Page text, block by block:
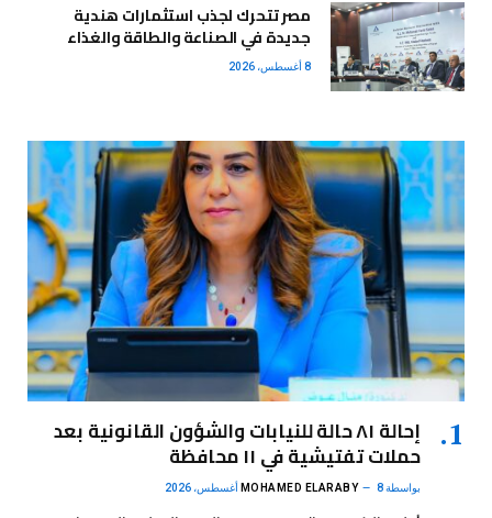
مصر تتحرك لجذب استثمارات هندية
جديدة في الصناعة والطاقة والغذاء
8 أغسطس، 2026
إحالة ٨١ حالة للنيابات والشؤون القانونية بعد
حملات تفتيشية في ١١ محافظة
بواسطة MOHAMED ELARABY 8 أغسطس، 2026